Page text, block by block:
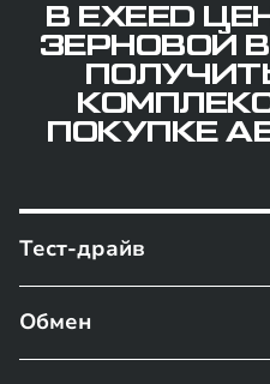
В EXEED
ЗЕРНОВОЙ
ПОКУПКЕ
Тест-драйв
тест-драйв по
маршруту, вы
Обмен